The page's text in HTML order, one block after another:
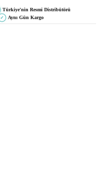
Türkiye'nin Resmi Distribütörü
✓ Aynı Gün Kargo